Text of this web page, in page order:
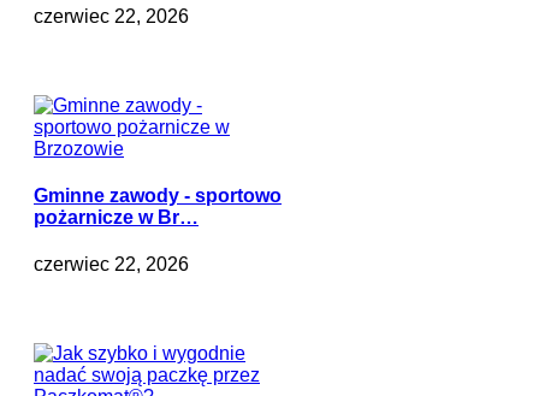
czerwiec 22, 2026
Gminne zawody - sportowo
pożarnicze w Br…
czerwiec 22, 2026